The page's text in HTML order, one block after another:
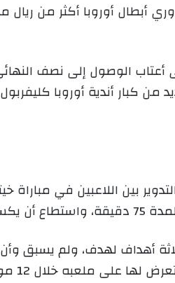
وهو على أعتاب الوصول إلى
كبار أندية أوروبا
بين اللاعبين في
أهداف لهدف، ولم يسبق
على ملعبه خلال 12 مواجهة.